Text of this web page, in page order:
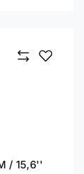
/ 15,6''